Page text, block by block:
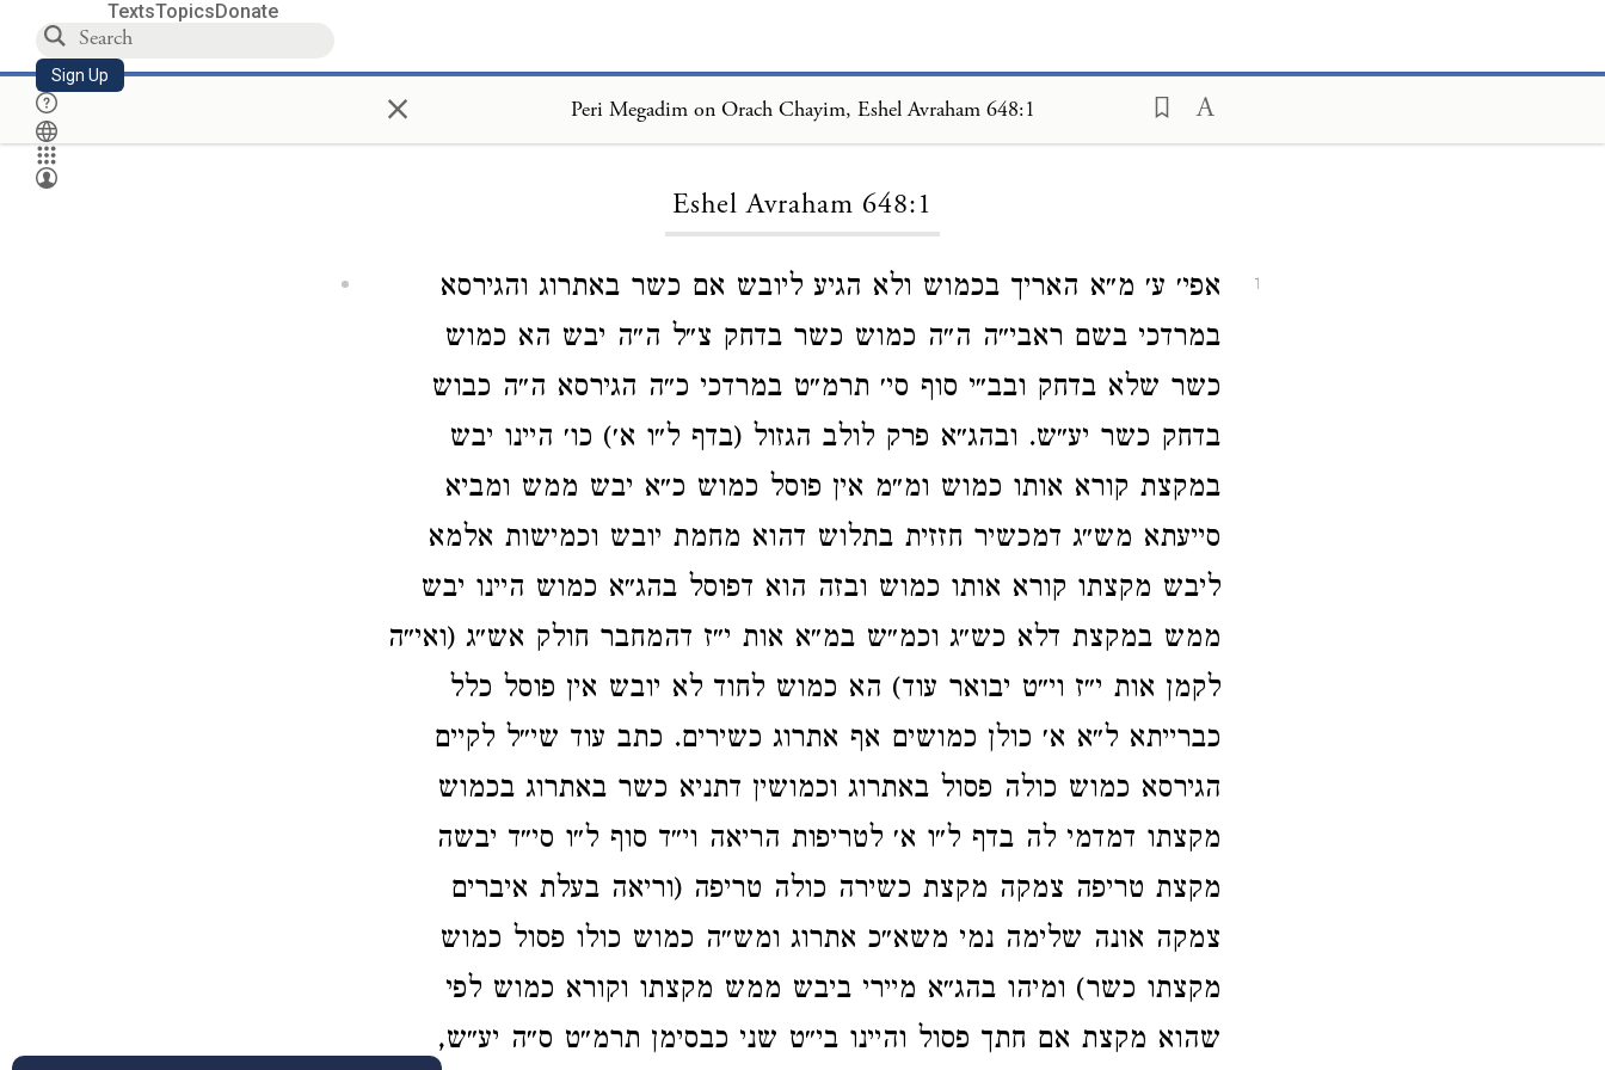
TextsTopicsDonate
Sign Up × Peri Megadim on Orach Chayim, Eshel Avraham 648:1
Eshel Avraham 648:1
1
אפי׳ ע׳ מ״א האריך בכמוש ולא הגיע ליובש אם כשר באתרוג והגירסא
במרדכי בשם ראבי״ה ה״ה כמוש כשר בדחק צ״ל ה״ה יבש הא כמוש
כשר שלא בדחק ובב״י סוף סי׳ תרמ״ט במרדכי כ״ה הגירסא ה״ה כבוש
בדחק כשר יע״ש. ובהג״א פרק לולב הגזול (בדף ל״ו א׳) כו׳ היינו יבש
במקצת קורא אותו כמוש ומ״מ אין פוסל כמוש כ״א יבש ממש ומביא
סייעתא מש״ג דמכשיר חזזית בתלוש דהוא מחמת יובש וכמישות אלמא
ליבש מקצתו קורא אותו כמוש ובזה הוא דפוסל בהג״א כמוש היינו יבש
ממש במקצת דלא כש״ג וכמ״ש במ״א אות י״ז דהמחבר חולק אש״ג (ואי״ה
לקמן אות י״ז וי״ט יבואר עוד) הא כמוש לחוד לא יובש אין פוסל כלל
כברייתא ל״א א׳ כולן כמושים אף אתרוג כשירים. כתב עוד שי״ל לקיים
הגירסא כמוש כולה פסול באתרוג וכמושין דתניא כשר באתרוג בכמוש
מקצתו דמדמי לה בדף ל״ו א׳ לטריפות הריאה וי״ד סוף ל״ו סי״ד יבשה
מקצת טריפה צמקה מקצת כשירה כולה טריפה (וריאה בעלת איברים
צמקה אונה שלימה נמי משא״כ אתרוג ומש״ה כמוש כולו פסול כמוש
מקצתו כשר) ומיהו בהג״א מיירי ביבש ממש מקצתו וקורא כמוש לפי
שהוא מקצת אם חתך פסול והיינו בי״ט שני כבסימן תרמ״ט ס״ה יע״ש,